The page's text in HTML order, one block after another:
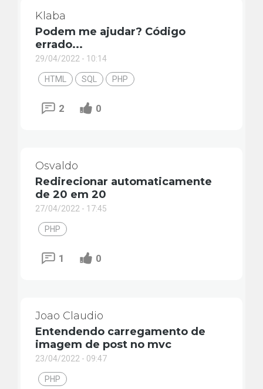
Klaba
Podem me ajudar? Código
errado...
29/04/2022 - 10:14
HTML SQL PHP
2 0
Osvaldo
Redirecionar automaticamente
de 20 em 20
27/04/2022 - 17:45
PHP
1 0
Joao Claudio
Entendendo carregamento de
imagem de post no mvc
23/04/2022 - 09:47
PHP